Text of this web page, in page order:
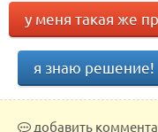
у меня такая же
я знаю решение!
добавить